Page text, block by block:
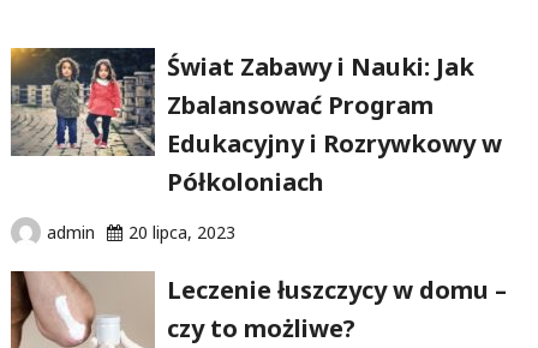
Świat Zabawy i Nauki: Jak
Zbalansować Program
Edukacyjny i Rozrywkowy w
Półkoloniach
admin 20 lipca, 2023
Leczenie łuszczycy w domu –
czy to możliwe?